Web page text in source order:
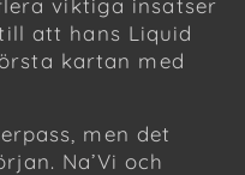
viktiga insatser
att hans Liquid
kartan med
men det
Na’Vi och